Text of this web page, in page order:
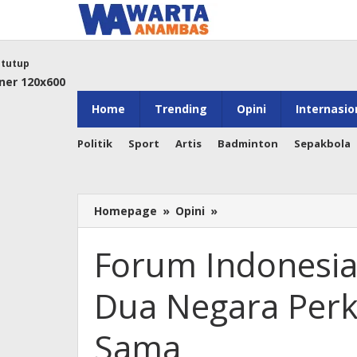
konten
Home Trending Opini
Politik Sport Artis Badminton Sepakbola
tutup
Homepage » Opini »
Indonesia
ke-
II
Dua
Negara
Forum
Dua Negara
Sama